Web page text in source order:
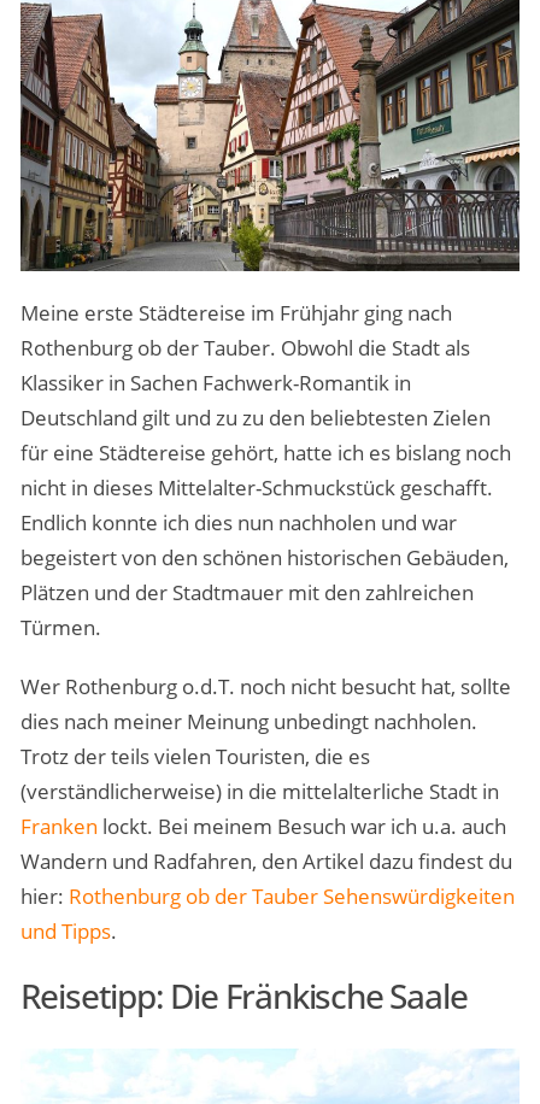
Meine erste Städtereise im Frühjahr ging nach
Rothenburg ob der Tauber. Obwohl die Stadt als
Klassiker in Sachen Fachwerk-Romantik in
Deutschland gilt und zu zu den beliebtesten Zielen
für eine Städtereise gehört, hatte ich es bislang noch
nicht in dieses Mittelalter-Schmuckstück geschafft.
Endlich konnte ich dies nun nachholen und war
begeistert von den schönen historischen Gebäuden,
Plätzen und der Stadtmauer mit den zahlreichen
Türmen.
Wer Rothenburg o.d.T. noch nicht besucht hat, sollte
dies nach meiner Meinung unbedingt nachholen.
Trotz der teils vielen Touristen, die es
(verständlicherweise) in die mittelalterliche Stadt in
Franken lockt. Bei meinem Besuch war ich u.a. auch
Wandern und Radfahren, den Artikel dazu findest du
hier: Rothenburg ob der Tauber Sehenswürdigkeiten
und Tipps.
Reisetipp: Die Fränkische Saale